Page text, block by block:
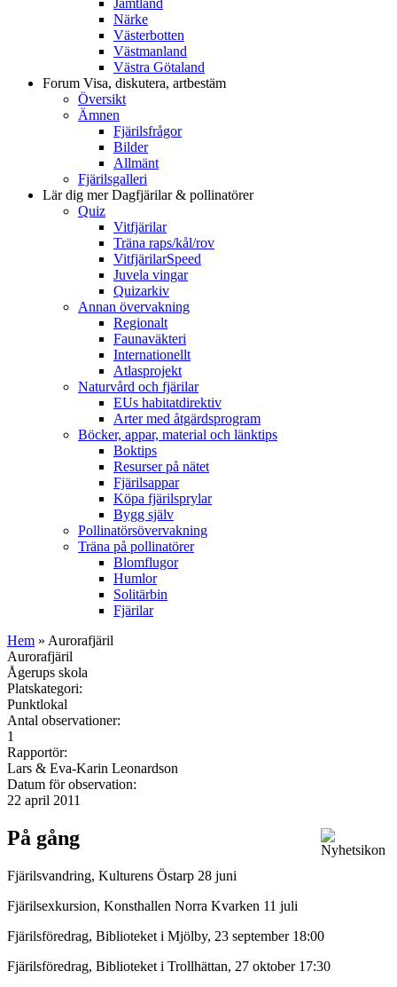
Närke
Västerbotten
Västmanland
Västra Götaland
Forum Visa, diskutera, artbestäm
Översikt
Ämnen
Fjärilsfrågor
Bilder
Allmänt
Fjärilsgalleri
Lär dig merDagfjärilar & pollinatörer
Quiz
Vitfjärilar
Träna raps/kål/rov
VitfjärilarSpeed
Juvela vingar
Quizarkiv
Annan övervakning
Regionalt
Faunaväkteri
Internationellt
Atlasprojekt
Naturvård och fjärilar
EUs habitatdirektiv
Arter med åtgärdsprogram
Böcker, appar, material och länktips
Boktips
Resurser på nätet
Fjärilsappar
Köpa fjärilsprylar
Bygg själv
Pollinatörsövervakning
Träna på pollinatörer
Blomflugor
Humlor
Solitärbin
Fjärilar
Hem » Aurorafjäril
Aurorafjäril
Ågerups skola
Platskategori:
Punktlokal
Antal observationer:
1
Rapportör:
Lars & Eva-Karin Leonardson
Datum för observation:
22 april 2011
På gång
Fjärilsvandring, Kulturens Östarp 28 juni
Fjärilsexkursion, Konsthallen Norra Kvarken 11 juli
Fjärilsföredrag, Biblioteket i Mjölby, 23 september 18:00
Fjärilsföredrag, Biblioteket i Trollhättan, 27 oktober 17:30